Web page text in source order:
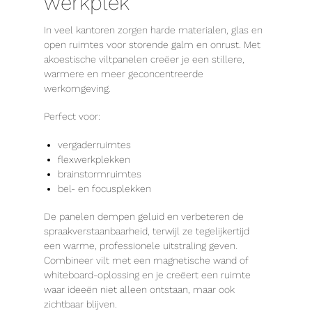
In veel kantoren zorgen harde materialen, glas en
open ruimtes voor storende galm en onrust. Met
akoestische viltpanelen creëer je een stillere,
warmere en meer geconcentreerde
werkomgeving.
Perfect voor:
vergaderruimtes
flexwerkplekken
brainstormruimtes
bel- en focusplekken
De panelen dempen geluid en verbeteren de
spraakverstaanbaarheid, terwijl ze tegelijkertijd
een warme, professionele uitstraling geven.
Combineer vilt met een magnetische wand of
whiteboard-oplossing en je creëert een ruimte
waar ideeën niet alleen ontstaan, maar ook
zichtbaar blijven.